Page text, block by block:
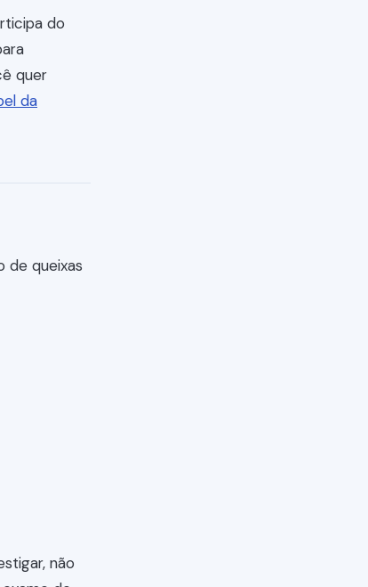
do
quer
da
de queixas
não